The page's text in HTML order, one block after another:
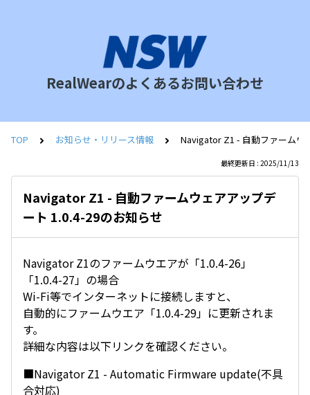
RealWearのよくあるお問い合わせ
TOP お知らせ・リリース情報 Navigator Z1 - 自動ファームウ
最終更新日 : 2025/11/13
Navigator Z1 - 自動ファームウェアアップデ
ート 1.0.4-29のお知らせ
Navigator Z1のファームウエアが「1.0.4-26」
「1.0.4-27」の場合
Wi-Fi等でインターネットに接続しますと、
自動的にファームウエア「1.0.4-29」に更新されま
す。
詳細な内容は以下リンクを確認ください。
■Navigator Z1 - Automatic Firmware update(不具
合対応)